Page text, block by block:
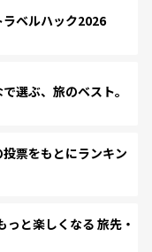
ベルハック2026
選ぶ、旅のベスト。
票をもとにランキン
と楽しくなる 旅先・